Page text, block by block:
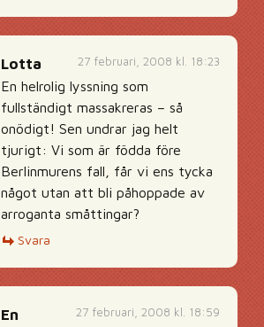
27 februari, 2008 kl. 18:23
Lotta
En helrolig lyssning som
fullständigt massakreras – så
onödigt! Sen undrar jag helt
tjurigt: Vi som är födda före
Berlinmurens fall, får vi ens tycka
något utan att bli påhoppade av
arroganta småttingar?
Svara
27 februari, 2008 kl. 18:59
En